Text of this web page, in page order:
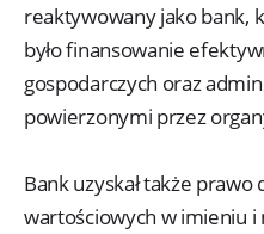
reaktywowany jako bank,
było finansowanie
gospodarczych oraz
powierzonymi przez
Bank uzyskał także
wartościowych w imieniu i